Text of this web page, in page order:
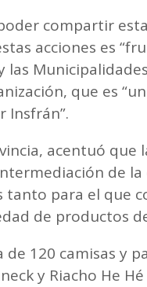
compartir
acciones es
las
que es
Insfrán”.
acentuó que
de
tanto para el que
de productos
de 120 camisas y
y Riacho He